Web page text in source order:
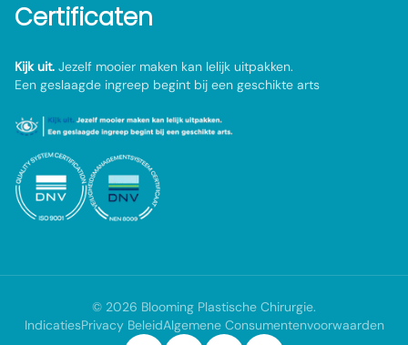
Certificaten
Kijk uit. Jezelf mooier maken kan lelijk uitpakken.
Een geslaagde ingreep begint bij een geschikte arts
© 2026 Blooming Plastische Chirurgie.
IndicatiesPrivacy BeleidAlgemene Consumentenvoorwaarden